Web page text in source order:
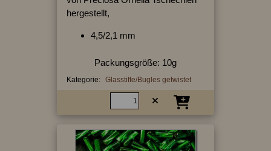
hergestellt,
4,5/2,1 mm
Packungsgröße: 10g
Kategorie: Glasstifte/Bugles getwistet